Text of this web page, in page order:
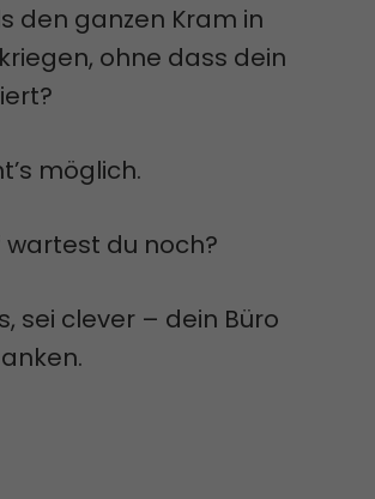
den ganzen Kram in
ohne dass dein
möglich.
wartest du noch?
sei clever – dein Büro